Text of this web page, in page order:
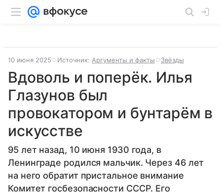
10 июня 2025 Источник: Аргументы и факты Звёзды
Вдоволь и поперёк. Илья
Глазунов был
провокатором и бунтарём в
искусстве
95 лет назад, 10 июня 1930 года, в
Ленинграде родился мальчик. Через 46 лет
на него обратит пристальное внимание
Комитет госбезопасности СССР. Его